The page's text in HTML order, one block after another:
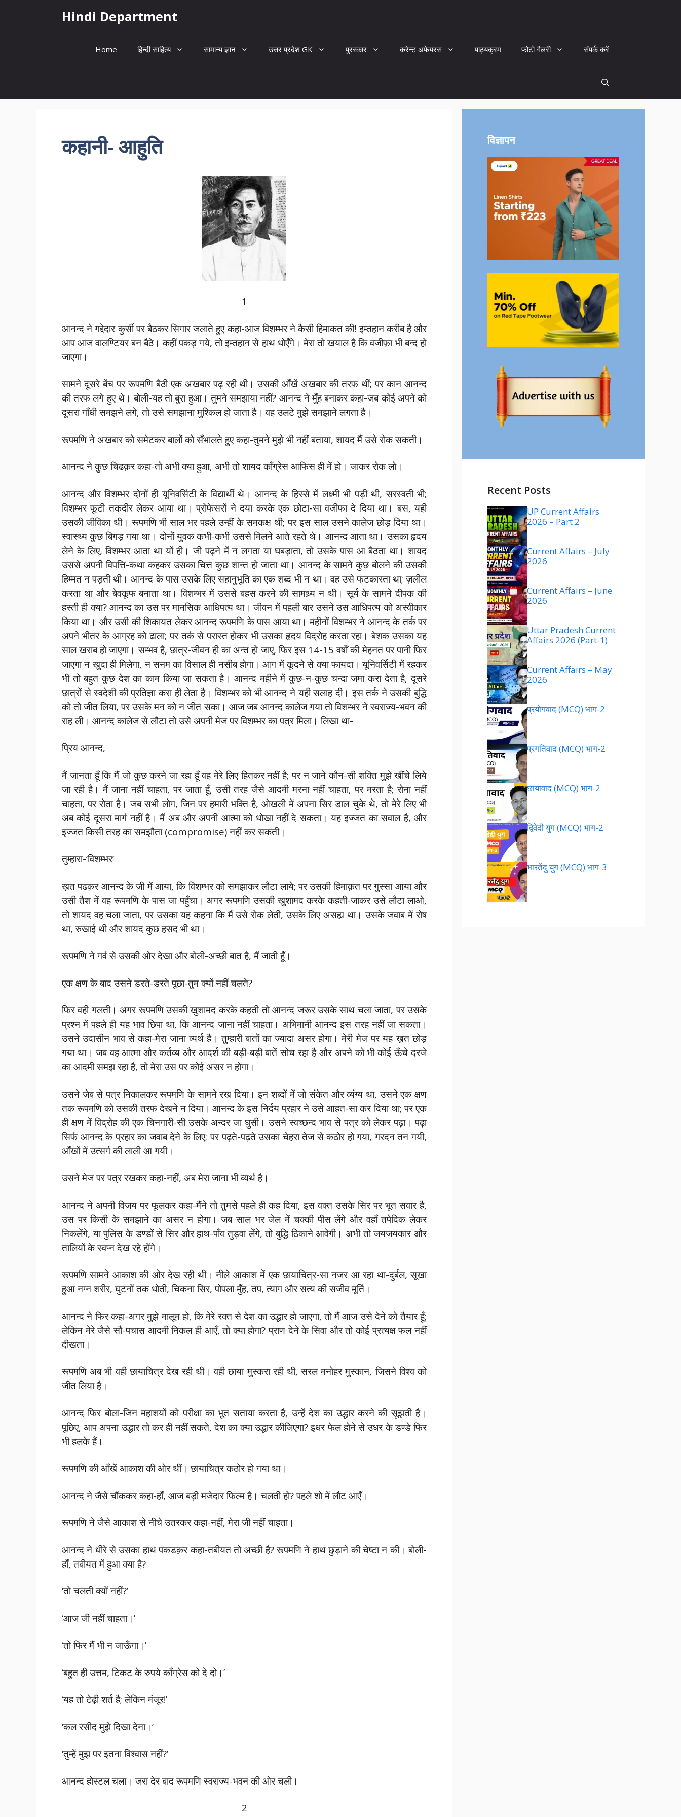
Hindi Department
Home हिन्दी साहित्य सामान्य ज्ञान उत्तर प्रदेश GK पुरस्कार करेन्ट अफेयरस पाठ्यक्रम फोटो गैलरी संपर्क करें
कहानी- आहुति
1
आनन्द ने गद्देदार कुर्सी पर बैठकर सिगार जलाते हुए कहा-आज विशम्भर ने कैसी हिमाकत की! इम्तहान करीब है और
आप आज वालण्टियर बन बैठे। कहीं पकड़ गये, तो इम्तहान से हाथ धोएँगे। मेरा तो खयाल है कि वजीफ़ा भी बन्द हो
जाएगा।
सामने दूसरे बेंच पर रूपमणि बैठी एक अखबार पढ़ रही थी। उसकी आँखें अखबार की तरफ थीं; पर कान आनन्द
की तरफ लगे हुए थे। बोली-यह तो बुरा हुआ। तुमने समझाया नहीं? आनन्द ने मुँह बनाकर कहा-जब कोई अपने को
दूसरा गाँधी समझने लगे, तो उसे समझाना मुश्किल हो जाता है। वह उलटे मुझे समझाने लगता है।
रूपमणि ने अखबार को समेटकर बालों को सँभालते हुए कहा-तुमने मुझे भी नहीं बताया, शायद मैं उसे रोक सकती।
आनन्द ने कुछ चिढक़र कहा-तो अभी क्या हुआ, अभी तो शायद काँग्रेस आफिस ही में हो। जाकर रोक लो।
आनन्द और विशम्भर दोनों ही यूनिवर्सिटी के विद्यार्थी थे। आनन्द के हिस्से में लक्ष्मी भी पड़ी थी, सरस्वती भी;
विशम्भर फूटी तकदीर लेकर आया था। प्रोफेसरों ने दया करके एक छोटा-सा वजीफा दे दिया था। बस, यही
उसकी जीविका थी। रूपमणि भी साल भर पहले उन्हीं के समकक्ष थी; पर इस साल उसने कालेज छोड़ दिया था।
स्वास्थ्य कुछ बिगड़ गया था। दोनों युवक कभी-कभी उससे मिलने आते रहते थे। आनन्द आता था। उसका हृदय
लेने के लिए, विशम्भर आता था यों ही। जी पढ़ने में न लगता या घबड़ाता, तो उसके पास आ बैठता था। शायद
उससे अपनी विपत्ति-कथा कहकर उसका चित्त कुछ शान्त हो जाता था। आनन्द के सामने कुछ बोलने की उसकी
हिम्मत न पड़ती थी। आनन्द के पास उसके लिए सहानुभूति का एक शब्द भी न था। वह उसे फटकारता था; ज़लील
करता था और बेवकूफ बनाता था। विशम्भर में उससे बहस करने की सामथ्र्य न थी। सूर्य के सामने दीपक की
हस्ती ही क्या? आनन्द का उस पर मानसिक आधिपत्य था। जीवन में पहली बार उसने उस आधिपत्य को अस्वीकार
किया था। और उसी की शिकायत लेकर आनन्द रूपमणि के पास आया था। महीनों विशम्भर ने आनन्द के तर्क पर
अपने भीतर के आग्रह को ढाला; पर तर्क से परास्त होकर भी उसका हृदय विद्रोह करता रहा। बेशक उसका यह
साल खराब हो जाएगा। सम्भव है, छात्र-जीवन ही का अन्त हो जाए, फिर इस 14-15 वर्षों की मेहनत पर पानी फिर
जाएगा न खुदा ही मिलेगा, न सनम का विसाल ही नसीब होगा। आग में कूदने से क्या फायदा। यूनिवर्सिटी में रहकर
भी तो बहुत कुछ देश का काम किया जा सकता है। आनन्द महीने में कुछ-न-कुछ चन्दा जमा करा देता है, दूसरे
छात्रों से स्वदेशी की प्रतिज्ञा करा ही लेता है। विशम्भर को भी आनन्द ने यही सलाह दी। इस तर्क ने उसकी बुद्धि
को तो जीत लिया, पर उसके मन को न जीत सका। आज जब आनन्द कालेज गया तो विशम्भर ने स्वराज्य-भवन की
राह ली। आनन्द कालेज से लौटा तो उसे अपनी मेज पर विशम्भर का पत्र मिला। लिखा था-
प्रिय आनन्द,
मैं जानता हूँ कि मैं जो कुछ करने जा रहा हूँ वह मेरे लिए हितकर नहीं है; पर न जाने कौन-सी शक्ति मुझे खींचे लिये
जा रही है। मैं जाना नहीं चाहता, पर जाता हूँ, उसी तरह जैसे आदमी मरना नहीं चाहता, पर मरता है; रोना नहीं
चाहता, पर रोता है। जब सभी लोग, जिन पर हमारी भक्ति है, ओखली में अपना सिर डाल चुके थे, तो मेरे लिए भी
अब कोई दूसरा मार्ग नहीं है। मैं अब और अपनी आत्मा को धोखा नहीं दे सकता। यह इज्जत का सवाल है, और
इज्जत किसी तरह का समझौता (compromise) नहीं कर सकती।
तुम्हारा-‘विशम्भर’
ख़त पढक़र आनन्द के जी में आया, कि विशम्भर को समझाकर लौटा लाये; पर उसकी हिमाक़त पर गुस्सा आया और
उसी तैश में वह रूपमणि के पास जा पहुँचा। अगर रूपमणि उसकी खुशामद करके कहती-जाकर उसे लौटा लाओ,
तो शायद वह चला जाता, पर उसका यह कहना कि मैं उसे रोक लेती, उसके लिए असह्य था। उसके जवाब में रोष
था, रुखाई थी और शायद कुछ हसद भी था।
रूपमणि ने गर्व से उसकी ओर देखा और बोली-अच्छी बात है, मैं जाती हूँ।
एक क्षण के बाद उसने डरते-डरते पूछा-तुम क्यों नहीं चलते?
फिर वही गलती। अगर रूपमणि उसकी खुशामद करके कहती तो आनन्द जरूर उसके साथ चला जाता, पर उसके
प्रश्न में पहले ही यह भाव छिपा था, कि आनन्द जाना नहीं चाहता। अभिमानी आनन्द इस तरह नहीं जा सकता।
उसने उदासीन भाव से कहा-मेरा जाना व्यर्थ है। तुम्हारी बातों का ज्यादा असर होगा। मेरी मेज पर यह ख़त छोड़
गया था। जब वह आत्मा और कर्तव्य और आदर्श की बड़ी-बड़ी बातें सोच रहा है और अपने को भी कोई ऊँचे दरजे
का आदमी समझ रहा है, तो मेरा उस पर कोई असर न होगा।
उसने जेब से पत्र निकालकर रूपमणि के सामने रख दिया। इन शब्दों में जो संकेत और व्यंग्य था, उसने एक क्षण
तक रूपमणि को उसकी तरफ देखने न दिया। आनन्द के इस निर्दय प्रहार ने उसे आहत-सा कर दिया था; पर एक
ही क्षण में विद्रोह की एक चिनगारी-सी उसके अन्दर जा घुसी। उसने स्वच्छन्द भाव से पत्र को लेकर पढ़ा। पढ़ा
सिर्फ आनन्द के प्रहार का जवाब देने के लिए; पर पढ़ते-पढ़ते उसका चेहरा तेज से कठोर हो गया, गरदन तन गयी,
आँखों में उत्सर्ग की लाली आ गयी।
उसने मेज पर पत्र रखकर कहा-नहीं, अब मेरा जाना भी व्यर्थ है।
आनन्द ने अपनी विजय पर फूलकर कहा-मैंने तो तुमसे पहले ही कह दिया, इस वक्त उसके सिर पर भूत सवार है,
उस पर किसी के समझाने का असर न होगा। जब साल भर जेल में चक्की पीस लेंगे और वहाँ तपेदिक लेकर
निकलेंगे, या पुलिस के डण्डों से सिर और हाथ-पाँव तुड़वा लेंगे, तो बुद्धि ठिकाने आवेगी। अभी तो जयजयकार और
तालियों के स्वप्न देख रहे होंगे।
रूपमणि सामने आकाश की ओर देख रही थी। नीले आकाश में एक छायाचित्र-सा नजर आ रहा था-दुर्बल, सूखा
हुआ नग्न शरीर, घुटनों तक धोती, चिकना सिर, पोपला मुँह, तप, त्याग और सत्य की सजीव मूर्ति।
आनन्द ने फिर कहा-अगर मुझे मालूम हो, कि मेरे रक्त से देश का उद्धार हो जाएगा, तो मैं आज उसे देने को तैयार हूँ;
लेकिन मेरे जैसे सौ-पचास आदमी निकल ही आएँ, तो क्या होगा? प्राण देने के सिवा और तो कोई प्रत्यक्ष फल नहीं
दीखता।
रूपमणि अब भी वही छायाचित्र देख रही थी। वही छाया मुस्करा रही थी, सरल मनोहर मुस्कान, जिसने विश्व को
जीत लिया है।
आनन्द फिर बोला-जिन महाशयों को परीक्षा का भूत सताया करता है, उन्हें देश का उद्धार करने की सूझती है।
पूछिए, आप अपना उद्धार तो कर ही नहीं सकते, देश का क्या उद्धार कीजिएगा? इधर फेल होने से उधर के डण्डे फिर
भी हलके हैं।
रूपमणि की आँखें आकाश की ओर थीं। छायाचित्र कठोर हो गया था।
आनन्द ने जैसे चौंककर कहा-हाँ, आज बड़ी मजेदार फिल्म है। चलती हो? पहले शो में लौट आएँ।
रूपमणि ने जैसे आकाश से नीचे उतरकर कहा-नहीं, मेरा जी नहीं चाहता।
आनन्द ने धीरे से उसका हाथ पकडक़र कहा-तबीयत तो अच्छी है? रूपमणि ने हाथ छुड़ाने की चेष्टा न की। बोली-
हाँ, तबीयत में हुआ क्या है?
‘तो चलती क्यों नहीं?’
‘आज जी नहीं चाहता।’
‘तो फिर मैं भी न जाऊँगा।’
‘बहुत ही उत्तम, टिकट के रुपये काँग्रेस को दे दो।’
‘यह तो टेढ़ी शर्त है; लेकिन मंजूर!’
‘कल रसीद मुझे दिखा देना।’
‘तुम्हें मुझ पर इतना विश्वास नहीं?’
आनन्द होस्टल चला। जरा देर बाद रूपमणि स्वराज्य-भवन की ओर चली।
2
विज्ञापन
Recent Posts
UP Current Affairs
2026 – Part 2
Current Affairs – July
2026
Current Affairs – June
2026
Uttar Pradesh Current
Affairs 2026 (Part-1)
Current Affairs – May
2026
प्रयोगवाद (MCQ) भाग-2
प्रगतिवाद (MCQ) भाग-2
छायावाद (MCQ) भाग-2
द्विवेदी युग (MCQ) भाग-2
भारतेंदु युग (MCQ) भाग-3